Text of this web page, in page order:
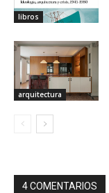
libros
arquitectura
4 COMENTARIOS